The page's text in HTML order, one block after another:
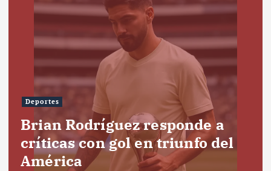
Deportes
Brian Rodríguez responde a
críticas con gol en triunfo del
América